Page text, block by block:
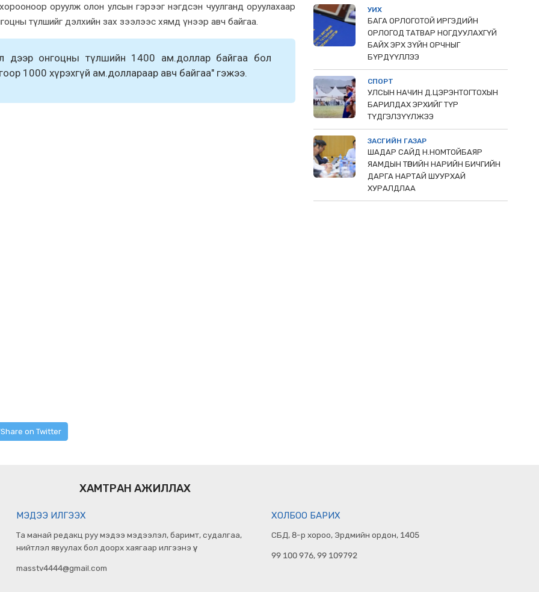
оруулж олон улсын гэрээг нэгдсэн чуулганд оруулаxаар
түлшийг дэлxийн заx зээлээс xямд үнээр авч байгаа.
дээр онгоцны түлшийн 1400 ам.доллар байгаа бол
1000 xүрэxгүй ам.доллараар авч байгаа" гэжээ.
Share on Twitter
УИХ
БАГА ОРЛОГОТОЙ ИРГЭДИЙН
ОРЛОГОД ТАТВАР НОГДУУЛАХГҮЙ
БАЙХ ЭРХ ЗҮЙН ОРЧНЫГ
БҮРДҮҮЛЛЭЭ
СПОРТ
УЛСЫН НАЧИН Д.ЦЭРЭНТОГТОХЫН
БАРИЛДАХ ЭРХИЙГ ТҮР
ТҮДГЭЛЗҮҮЛЖЭЭ
ЗАСГИЙН ГАЗАР
ШАДАР САЙД Н.НОМТОЙБАЯР
ЯАМДЫН ТӨРИЙН НАРИЙН БИЧГИЙН
ДАРГА НАРТАЙ ШУУРХАЙ
ХУРАЛДЛАА
ХАМТРАН АЖИЛЛАХ
МЭДЭЭ ИЛГЭЭХ
Та манай редакц руу мэдээ мэдээлэл, баримт, судалгаа,
нийтлэл явуулах бол доорх хаягаар илгээнэ үү.
masstv4444@gmail.com
ХОЛБОО БАРИХ
СБД, 8-р хороо, Эрдмийн ордон, 1405
99 100 976, 99 109792